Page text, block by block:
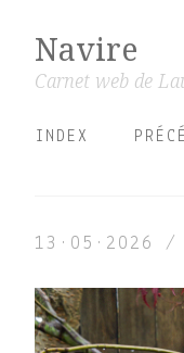
Navire
Carnet web de
INDEX
13·05·2026 /